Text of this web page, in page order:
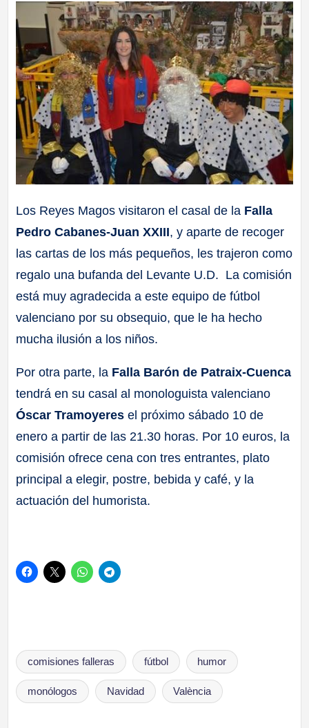
Los Reyes Magos visitaron el casal de la Falla
Pedro Cabanes-Juan XXIII, y aparte de recoger
las cartas de los más pequeños, les trajeron como
regalo una bufanda del Levante U.D. La comisión
está muy agradecida a este equipo de fútbol
valenciano por su obsequio, que le ha hecho
mucha ilusión a los niños.
Por otra parte, la Falla Barón de Patraix-Cuenca
tendrá en su casal al monologuista valenciano
Óscar Tramoyeres el próximo sábado 10 de
enero a partir de las 21.30 horas. Por 10 euros, la
comisión ofrece cena con tres entrantes, plato
principal a elegir, postre, bebida y café, y la
actuación del humorista.
Etiquetas:
comisiones falleras fútbol humor
monólogos Navidad València